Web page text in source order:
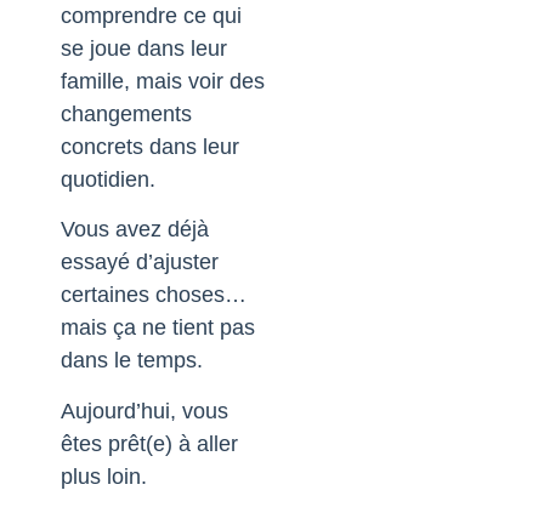
comprendre ce qui
se joue dans leur
famille, mais voir des
changements
concrets dans leur
quotidien.
Vous avez déjà
essayé d’ajuster
certaines choses…
mais ça ne tient pas
dans le temps.
Aujourd’hui, vous
êtes prêt(e) à aller
plus loin.